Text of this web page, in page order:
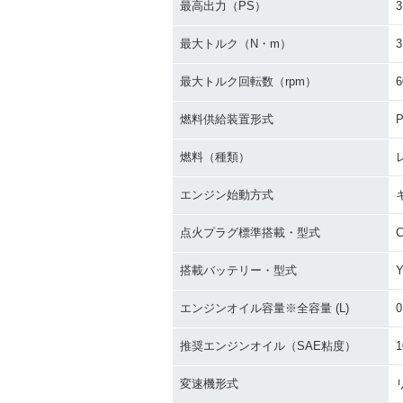
1988年 MONKEY・カラ
ーチェンジ
1985年
ナーチェンジ
モデルチェンジ
最高出力（PS）
最大トルク（N・m）
最大トルク回転数（rpm）
燃料供給装置形式
燃料（種類）
エンジン始動方式
点火プラグ標準搭載・型式
搭載バッテリー・型式
エンジンオイル容量※全容量 (L)
推奨エンジンオイル（SAE粘度）
変速機形式